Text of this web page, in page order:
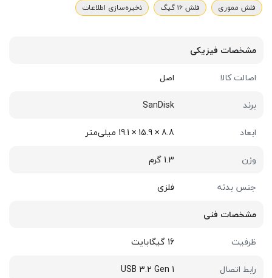
فلش مموری
فلش 16 گیگ ذخیره‌سازی اطلاعات
مشخصات فیزیکی
اصالت کالا
اصل
برند
SanDisk
ابعاد
8.8 × 15.9 × 19.1 میلی‌متر
وزن
1.3 گرم
جنس بدنه
فلزی
مشخصات فنی
ظرفیت
16 گیگابایت
رابط اتصال
USB 3.2 Gen 1